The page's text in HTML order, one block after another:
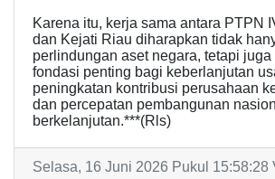
Karena itu, kerja sama antara PTPN
dan Kejati Riau diharapkan tidak
perlindungan aset negara, tetapi juga
fondasi penting bagi keberlanjutan
peningkatan kontribusi perusahaan
dan percepatan pembangunan
berkelanjutan.***(Rls)
Selasa, 16 Juni 2026 Pukul 15:58:28